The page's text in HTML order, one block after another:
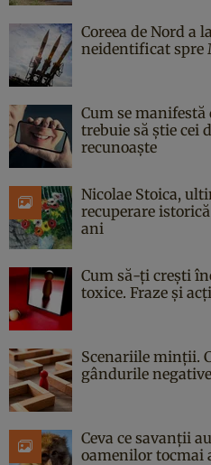
Coreea de Nord a
neidentificat spre
Cum se manifestă
trebuie să știe cei
recunoaște
Nicolae Stoica,
recuperare
ani
Cum să-ți crești
toxice. Fraze și
Scenariile minții.
gândurile
Ceva ce savanții
oamenilor tocmai